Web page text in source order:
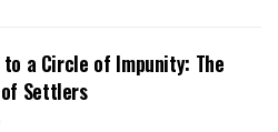
a Circle of Impunity: The
Settlers